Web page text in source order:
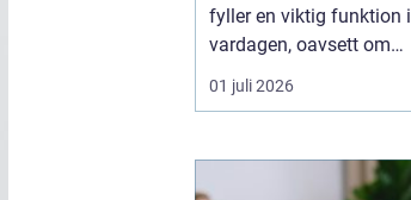
fyller en viktig funktion i
vardagen, oavsett om
det handlar om akuta
infektioner, långvariga
kring barnhälsa och
graviditet. När vården
01 juli 2026